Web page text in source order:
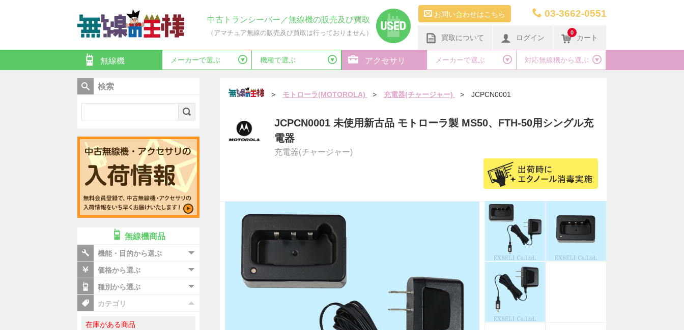
中古トランシーバー／無線機の販売及び買取
（アマチュア無線の販売及び買取は行っておりません）
お問い合わせはこちら 03-3662-0551
買取について ログイン
0
カート
無線機 メーカーで選ぶ 機種で選ぶ アクセサリ メーカーで選ぶ 対応無線機から選ぶ
> モトローラ(MOTOROLA) > 充電器(チャージャー) > JCPCN0001
JCPCN0001 未使用新古品 モトローラ製 MS50、FTH-50用シングル充
電器
充電器(チャージャー)
検索
無線機商品
機能・目的から選ぶ
価格から選ぶ
種別から選ぶ
カテゴリ
在庫がある商品